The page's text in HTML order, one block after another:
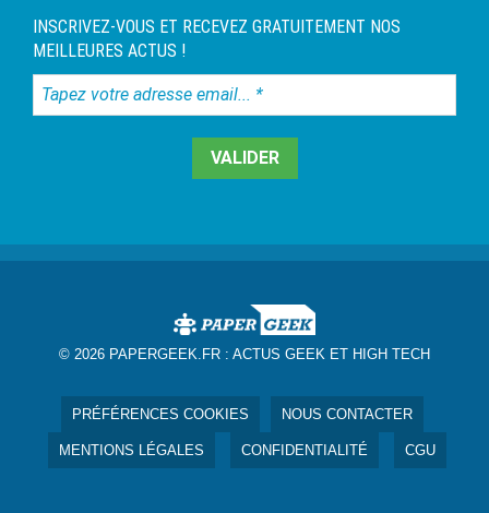
INSCRIVEZ-VOUS ET RECEVEZ GRATUITEMENT NOS
MEILLEURES ACTUS !
Tapez
votre
© 2026 PAPERGEEK.FR : ACTUS GEEK ET HIGH TECH
PRÉFÉRENCES COOKIES NOUS CONTACTER
MENTIONS LÉGALES CONFIDENTIALITÉ CGU